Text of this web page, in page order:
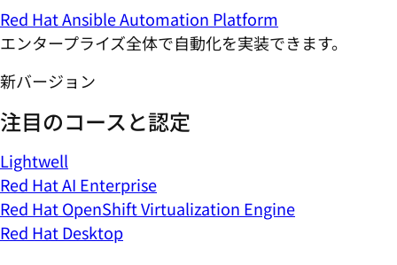
Red Hat Ansible Automation Platform
エンタープライズ全体で自動化を実装できます。
新バージョン
注目のコースと認定
Lightwell
Red Hat AI Enterprise
Red Hat OpenShift Virtualization Engine
Red Hat Desktop